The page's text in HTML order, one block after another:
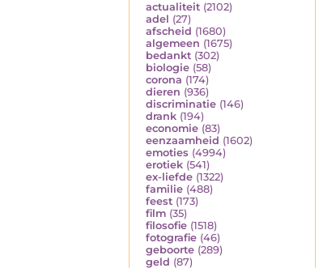
actualiteit (2102)
adel (27)
afscheid (1680)
algemeen (1675)
bedankt (302)
biologie (58)
corona (174)
dieren (936)
discriminatie (146)
drank (194)
economie (83)
eenzaamheid (1602)
emoties (4994)
erotiek (541)
ex-liefde (1322)
familie (488)
feest (173)
film (35)
filosofie (1518)
fotografie (46)
geboorte (289)
geld (87)